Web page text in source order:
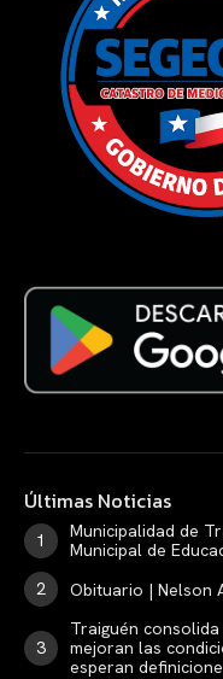
Últimas Noticias
Municipalidad de
Municipal de
Obituario | Nelson
Traiguén
mejoran las
esperan